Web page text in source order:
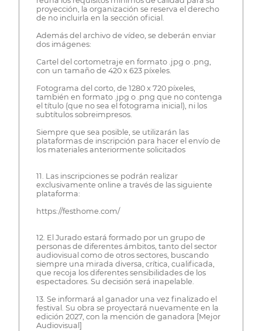
proyección, la organización se reserva el derecho
de no incluirla en la sección oficial.
Además del archivo de vídeo, se deberán enviar
dos imágenes:
Cartel del cortometraje en formato .jpg o .png,
con un tamaño de 420 x 623 píxeles.
Fotograma del corto, de 1280 x 720 píxeles,
también en formato .jpg o .png que no contenga
el título (que no sea el fotograma inicial), ni los
subtítulos sobreimpresos.
Siempre que sea posible, se utilizarán las
plataformas de inscripción para hacer el envío de
los materiales anteriormente solicitados
​11. Las inscripciones se podrán realizar
exclusivamente online a través de las siguiente
plataforma:
https://festhome.com/
12. El Jurado estará formado por un grupo de
personas de diferentes ámbitos, tanto del sector
audiovisual como de otros sectores, buscando
siempre una mirada diversa, crítica, cualificada,
que recoja los diferentes sensibilidades de los
espectadores. Su decisión será inapelable.
13. Se informará al ganador una vez finalizado el
festival. Su obra se proyectará nuevamente en la
edición 2027, con la mención de ganadora [Mejor
Audiovisual]